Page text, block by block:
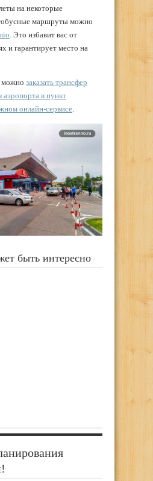
на некоторые
маршруты можно
. Это избавит вас от
и гарантирует место на
можно заказать трансфер
аэропорта в пункт
онлайн-сервисе
быть интересно